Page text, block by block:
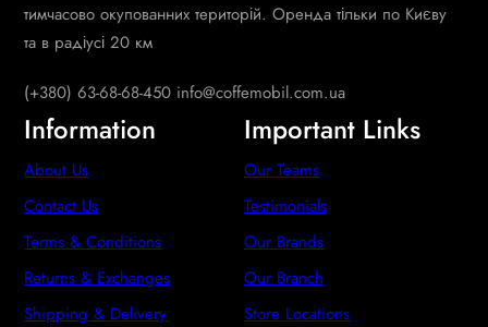
тимчасово окупованних територій. Оренда тільки по Києву
та в радіусі 20 км
(+380) 63-68-68-450 info@coffemobil.com.ua
Information
About Us
Contact Us
Terms & Conditions
Returns & Exchanges
Shipping & Delivery
Important Links
Our Teams
Testimonials
Our Brands
Our Branch
Store Locations